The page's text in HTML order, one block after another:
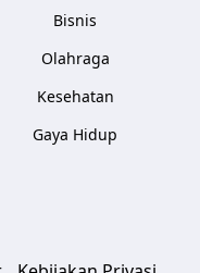
Bisnis
Olahraga
Kesehatan
Gaya Hidup